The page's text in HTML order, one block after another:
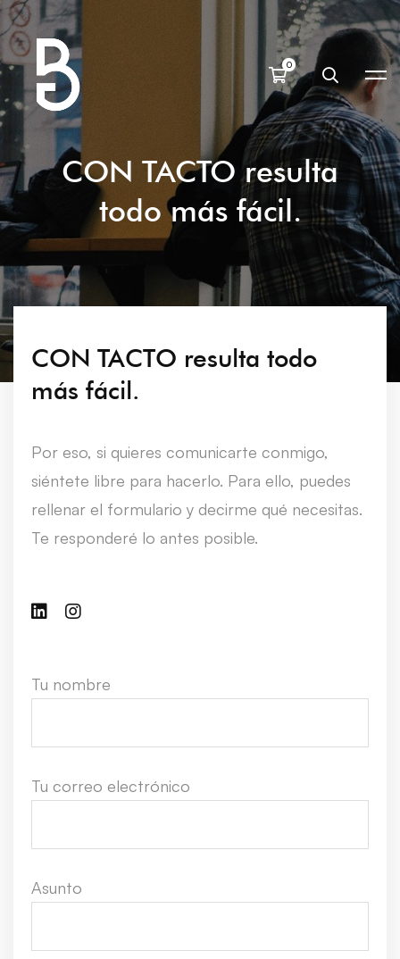
CON TACTO resulta
todo más fácil.
CON TACTO resulta todo
más fácil.
Por eso, si quieres comunicarte conmigo,
siéntete libre para hacerlo. Para ello, puedes
rellenar el formulario y decirme qué necesitas.
Te responderé lo antes posible.
Tu nombre
Tu correo electrónico
Asunto